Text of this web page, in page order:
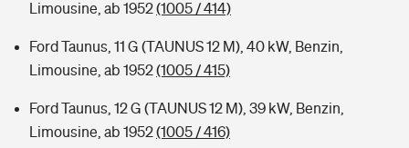
Limousine, ab 1952(1005 / 414)
Ford Taunus, 11 G (TAUNUS 12 M), 40 kW, Benzin,
Limousine, ab 1952(1005 / 415)
Ford Taunus, 12 G (TAUNUS 12 M), 39 kW, Benzin,
Limousine, ab 1952(1005 / 416)